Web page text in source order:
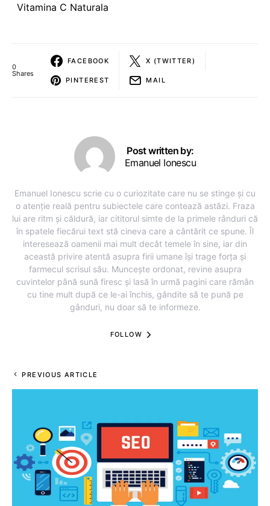
Vitamina C Naturala
0
Shares
FACEBOOK X (TWITTER)
PINTEREST MAIL
Post written by:
Emanuel Ionescu
Emanuel Ionescu scrie cu o curiozitate care nu se stinge și cu
o atenție reală pentru subiectele care contează astăzi. Fraza
lui are ritm și căldură, iar cititorul simte de la primele rânduri că
în spatele fiecărui text stă cineva care a cântărit ce spune. Îl
interesează oamenii mai mult decât temele în sine, iar din
această privire atentă asupra firii umane își trage forța și
farmecul scrisul său. Muncește ordonat, revine asupra
cuvintelor până sună firesc și lasă în urmă pagini care rămân
cu tine mult după ce le-ai închis, gândite să te pună pe
gânduri, nu doar să te informeze.
FOLLOW
PREVIOUS ARTICLE